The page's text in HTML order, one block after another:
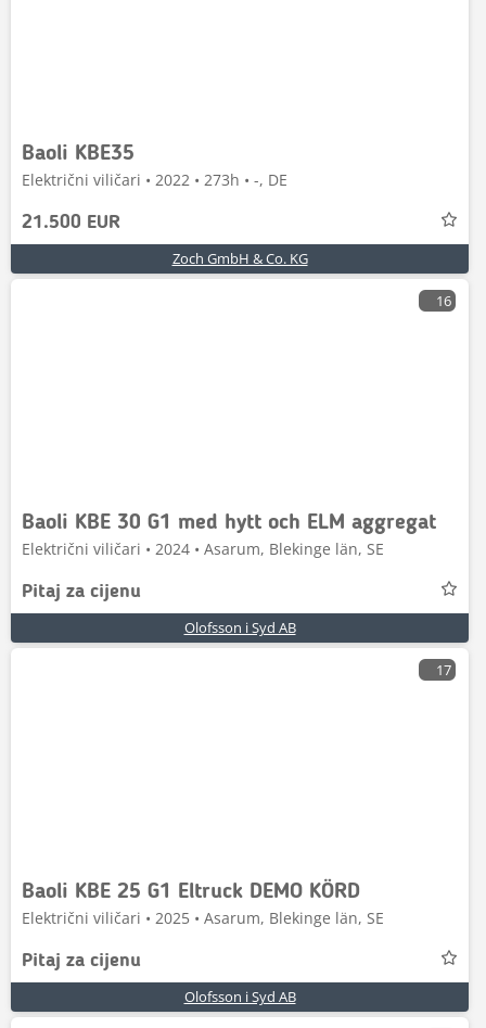
Baoli KBE35
Električni viličari • 2022 • 273h • -, DE
21.500 EUR
Zoch GmbH & Co. KG
16
Baoli KBE 30 G1 med hytt och ELM aggregat
Električni viličari • 2024 • Asarum, Blekinge län, SE
Pitaj za cijenu
Olofsson i Syd AB
17
Baoli KBE 25 G1 Eltruck DEMO KÖRD
Električni viličari • 2025 • Asarum, Blekinge län, SE
Pitaj za cijenu
Olofsson i Syd AB